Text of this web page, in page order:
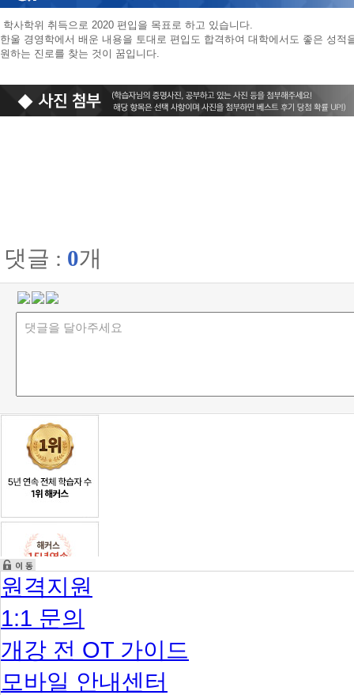
학사학위 취득으로 2020 편입을 목표로 하고 있습니다.
한울 경영학에서 배운 내용을 토대로 편입도 합격하여 대학에서도 좋은 성적
원하는 진로를 찾는 것이 꿈입니다.
댓글 : 0개
원격지원
1:1 문의
개강 전 OT 가이드
모바일 안내센터